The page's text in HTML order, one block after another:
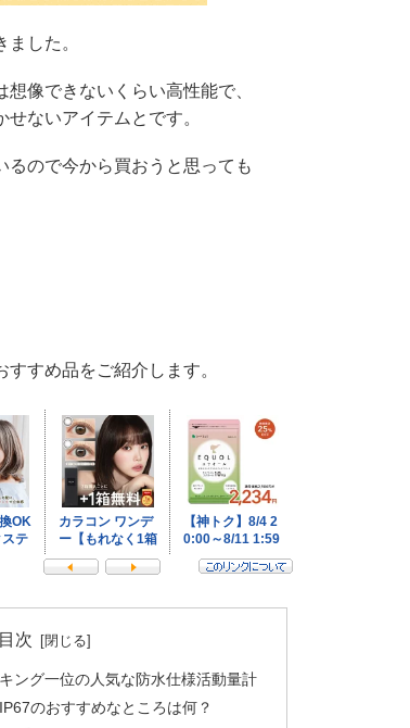
した。
像できないくらい高性能で、
ないアイテムとです。
ので今から買おうと思っても
すめ品をご紹介します。
目次
ング一位の人気な防水仕様活動量計
のおすすめなところは何？